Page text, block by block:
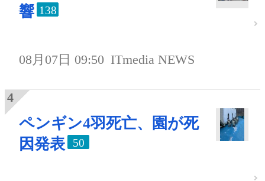
響 138
08月07日 09:50 ITmedia NEWS
ペンギン4羽死亡、園が死
因発表
50